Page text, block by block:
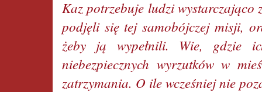
Kaz potrzebuje ludzi wystarczająco
podjęli się tej samobójczej misji,
żeby ją wypełnili. Wie, gdzie
niebezpiecznych wyrzutków w
zatrzymania. O ile wcześniej nie